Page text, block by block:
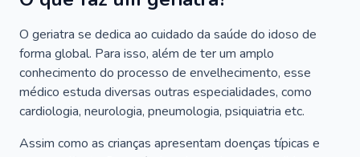
O geriatra se dedica ao cuidado da saúde do idoso de
forma global. Para isso, além de ter um amplo
conhecimento do processo de envelhecimento, esse
médico estuda diversas outras especialidades, como
cardiologia, neurologia, pneumologia, psiquiatria etc.
Assim como as crianças apresentam doenças típicas e